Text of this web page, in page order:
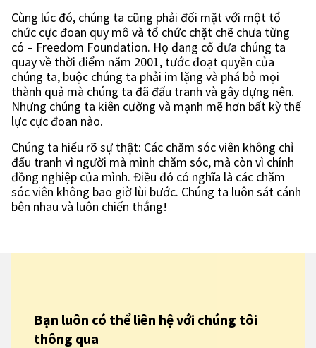
Cùng lúc đó, chúng ta cũng phải đối mặt với một tổ
chức cực đoan quy mô và tổ chức chặt chẽ chưa từng
có – Freedom Foundation. Họ đang cố đưa chúng ta
quay về thời điểm năm 2001, tước đoạt quyền của
chúng ta, buộc chúng ta phải im lặng và phá bỏ mọi
thành quả mà chúng ta đã đấu tranh và gây dựng nên.
Nhưng chúng ta kiên cường và mạnh mẽ hơn bất kỳ thế
lực cực đoan nào.
Chúng ta hiểu rõ sự thật: Các chăm sóc viên không chỉ
đấu tranh vì người mà mình chăm sóc, mà còn vì chính
đồng nghiệp của mình. Điều đó có nghĩa là các chăm
sóc viên không bao giờ lùi bước. Chúng ta luôn sát cánh
bên nhau và luôn chiến thắng!
Bạn luôn có thể liên hệ với chúng tôi
thông qua